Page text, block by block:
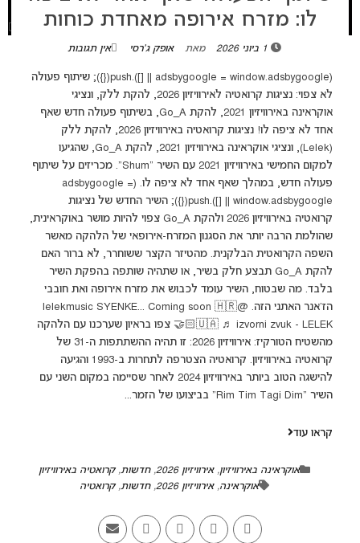
לו: מזרח אירופה מאחדת כוחות
1 ביוני 2026 מאת אופק ג'רסי אין תגובות
(adsbygoogle = window.adsbygoogle || []).push({}); שיתוף פעולה
לא צפוי: נציגות קרואטיה לאירוויזיון 2026, להקת ללק, ונציגי
אוקראינה באירוויזיון 2021, להקת Go_A, בשיתוף פעולה חדש שאף
אחד לא ציפה לו! נציגות קרואטיה באירוויזיון 2026, להקת ללק
(Lelek), ונציגי אוקראינה באירוויזיון 2021, להקת Go_A, שהגיעו
למקום החמישי באירוויזיון 2021 עם השיר "Shum". מכריזים על שיתוף
פעולה חדש, במהלך שאף אחד לא ציפה לו. (adsbygoogle =
window.adsbygoogle || []).push({}); השיר החדש של נציגות
קרואטיה באירוויזיון 2026 ולהקת Go_A צפוי להיות מושר באוקראינית,
שהולמת הרבה יותר את הסגנון המזרח-אירופאי של הלהקה מאשר
השפה הקרואטית הבלקנית. מהטיזר הקצר ששוחרר, לא ברור האם
להקת Go_A תבצע חלק בשיר, או שתהיה שותפה בהפקת השיר
בלבד. מה שבטוח, השיר עומד לכבוש את מזרח אירופה ואת חובבי
הז'אנר האתני הזה. @lelekmusic SYENKE... Coming soon 🇭🇷
🤝🏻🇺🇦 ♬ izvorni zvuk - LELEK צפו בראיון שערכנו עם הלהקה
מהשטיח הטורקיז: אירוויזיון 2026: זו תהיה ההשתתפות ה-31 של
קרואטיה באירוויזיון. קרואטיה הצטרפה לתחרות ב-1993 והגיעה
להישגה הטוב ביותר באירוויזיון 2024 לאחר שסיימה במקום השני עם
השיר "Rim Tim Tagi Dim" בביצועו של הזמר...
קראו עוד
אוקראינה באירוויזיון,אירוויזיון 2026 ,חדשות,קרואטיה באירוויזיון
אוקראינה,אירוויזיון 2026 ,חדשות,קרואטיה